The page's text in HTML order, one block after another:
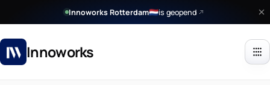
Innoworks Rotterdam🇳🇱is geopend
Innoworks